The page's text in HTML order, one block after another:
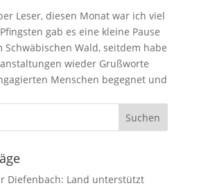
Leser, diesen Monat war ich viel
gab es eine kleine Pause
Wald, seitdem habe
wieder Grußworte
Menschen begegnet und
Diefenbach: Land unterstützt